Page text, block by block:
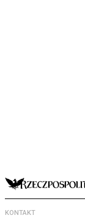
KONTAKT